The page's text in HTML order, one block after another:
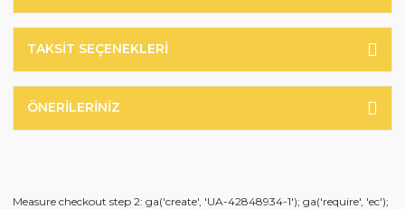
TAKSIT SEÇENEKLERI
ÖNERILERINIZ
Measure checkout step 2: ga('create', 'UA-42848934-1'); ga('require', 'ec');